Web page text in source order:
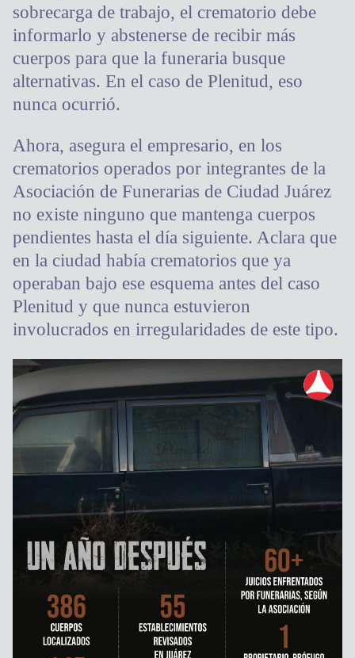
sobrecarga de trabajo, el crematorio debe
informarlo y abstenerse de recibir más
cuerpos para que la funeraria busque
alternativas. En el caso de Plenitud, eso
nunca ocurrió.
Ahora, asegura el empresario, en los
crematorios operados por integrantes de la
Asociación de Funerarias de Ciudad Juárez
no existe ninguno que mantenga cuerpos
pendientes hasta el día siguiente. Aclara que
en la ciudad había crematorios que ya
operaban bajo ese esquema antes del caso
Plenitud y que nunca estuvieron
involucrados en irregularidades de este tipo.